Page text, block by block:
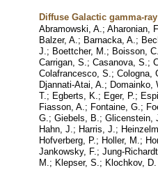
Diffuse Galactic gamma-
Abramowski, A. ; Aharonian,
Balzer, A. ; Barnacka, A. ;
J. ; Boettcher, M. ; Boisson,
Carrigan, S. ; Casanova, S. ;
Colafrancesco, S. ; Cologna,
Djannati-Atai, A. ; Domainko,
T. ; Egberts, K. ; Eger, P. ;
Fiasson, A. ; Fontaine, G. ;
G. ; Giebels, B. ; Glicenstein,
Hahn, J. ; Harris, J. ;
Hofverberg, P. ; Holler, M. ;
Jankowsky, F. ; Jung-
M. ; Klepser, S. ; Klochkov, D.